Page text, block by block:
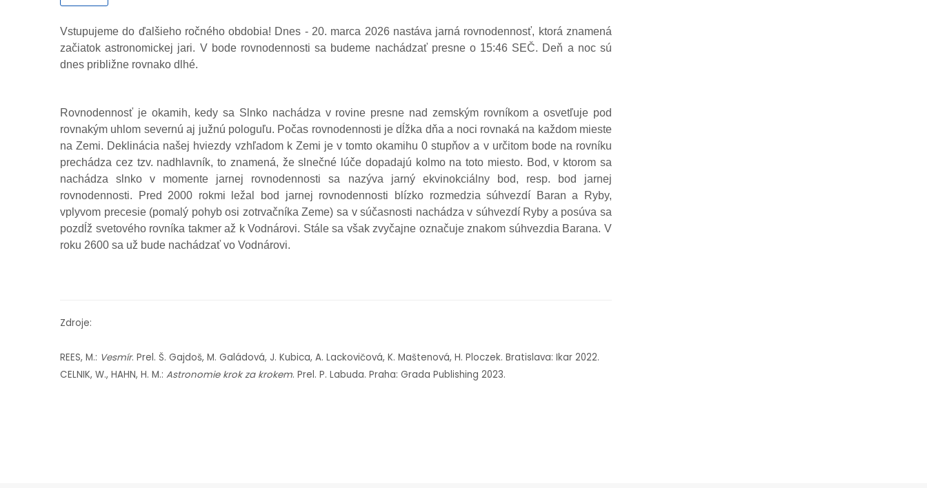
Vstupujeme do ďalšieho ročného obdobia! Dnes - 20. marca 2026 nastáva jarná rovnodennosť, ktorá znamená
začiatok astronomickej jari. V bode rovnodennosti sa budeme nachádzať presne o 15:46 SEČ. Deň a noc sú
dnes približne rovnako dlhé.
Rovnodennosť je okamih, kedy sa Slnko nachádza v rovine presne nad zemským rovníkom a osvetľuje pod
rovnakým uhlom severnú aj južnú pologuľu. Počas rovnodennosti je dĺžka dňa a noci rovnaká na každom mieste
na Zemi. Deklinácia našej hviezdy vzhľadom k Zemi je v tomto okamihu 0 stupňov a v určitom bode na rovníku
prechádza cez tzv. nadhlavník, to znamená, že slnečné lúče dopadajú kolmo na toto miesto. Bod, v ktorom sa
nachádza slnko v momente jarnej rovnodennosti sa nazýva jarný ekvinokciálny bod, resp. bod jarnej
rovnodennosti. Pred 2000 rokmi ležal bod jarnej rovnodennosti blízko rozmedzia súhvezdí Baran a Ryby,
vplyvom precesie (pomalý pohyb osi zotrvačníka Zeme) sa v súčasnosti nachádza v súhvezdí Ryby a posúva sa
pozdĺž svetového rovníka takmer až k Vodnárovi. Stále sa však zvyčajne označuje znakom súhvezdia Barana. V
roku 2600 sa už bude nachádzať vo Vodnárovi.
Zdroje:
REES, M.: Vesmír. Prel. Š. Gajdoš, M. Galádová, J. Kubica, A. Lackovičová, K. Maštenová, H. Ploczek. Bratislava: Ikar 2022.
CELNIK, W., HAHN, H. M.: Astronomie krok za krokem. Prel. P. Labuda. Praha: Grada Publishing 2023.